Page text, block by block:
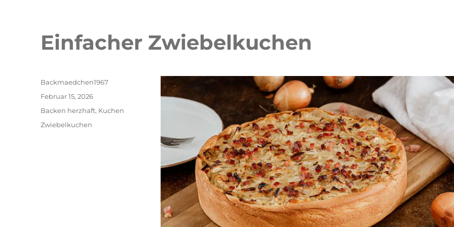
Einfacher Zwiebelkuchen
Autor
Backmaedchen1967
Veröffentlicht
Februar 15, 2026
Kategorien
Backen herzhaft, Kuchen
Schlagwörter
Zwiebelkuchen